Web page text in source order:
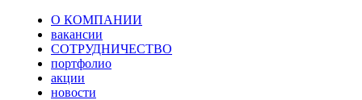
О КОМПАНИИ
вакансии
СОТРУДНИЧЕСТВО
портфолио
акции
новости